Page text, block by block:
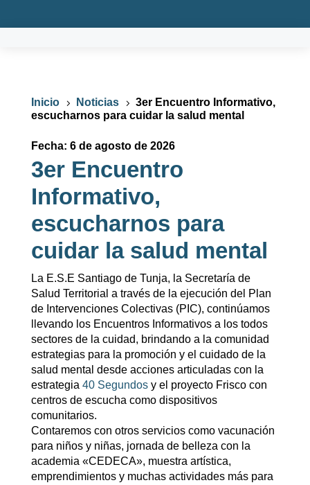
Inicio 5 Noticias 5 3er Encuentro Informativo,
escucharnos para cuidar la salud mental
Fecha: 6 de agosto de 2026
3er Encuentro
Informativo,
escucharnos para
cuidar la salud mental
La E.S.E Santiago de Tunja, la Secretaría de
Salud Territorial a través de la ejecución del Plan
de Intervenciones Colectivas (PIC), continúamos
llevando los Encuentros Informativos a los todos
sectores de la cuidad, brindando a la comunidad
estrategias para la promoción y el cuidado de la
salud mental desde acciones articuladas con la
estrategia 40 Segundosy el proyecto Frisco con
centros de escucha como dispositivos
comunitarios.
Contaremos con otros servicios como vacunación
para niños y niñas, jornada de belleza con la
academia «CEDECA», muestra artística,
emprendimientos y muchas actividades más para